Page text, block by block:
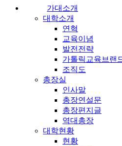
가대소개
대학소개
연혁
교육이념
발전전략
가톨릭교육브랜
조직도
총장실
인사말
총장연설문
총장편지글
역대총장
대학현황
현황